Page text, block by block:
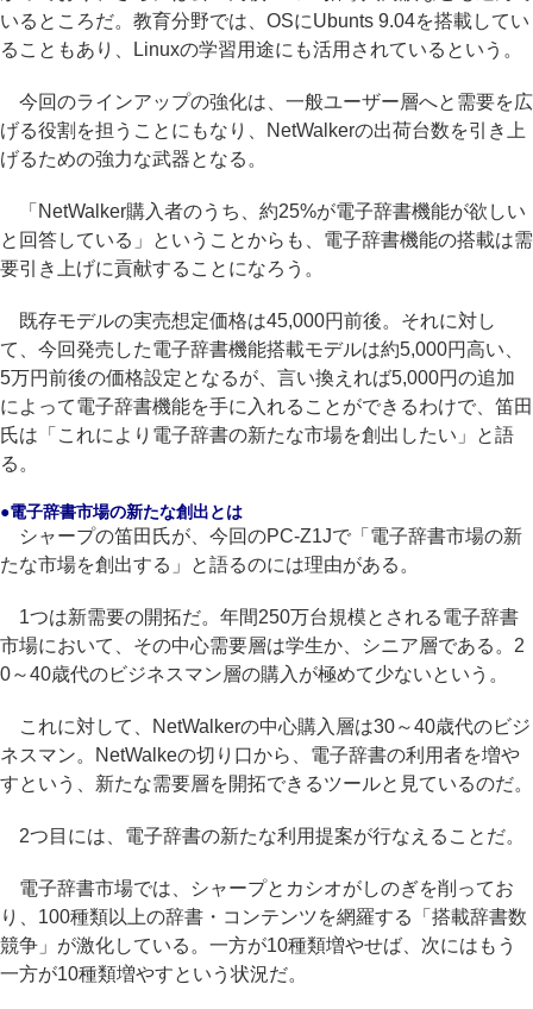
いるところだ。教育分野では、OSにUbunts 9.04を搭載してい
ることもあり、Linuxの学習用途にも活用されているという。
今回のラインアップの強化は、一般ユーザー層へと需要を広
げる役割を担うことにもなり、NetWalkerの出荷台数を引き上
げるための強力な武器となる。
「NetWalker購入者のうち、約25%が電子辞書機能が欲しい
と回答している」ということからも、電子辞書機能の搭載は需
要引き上げに貢献することになろう。
既存モデルの実売想定価格は45,000円前後。それに対し
て、今回発売した電子辞書機能搭載モデルは約5,000円高い、
5万円前後の価格設定となるが、言い換えれば5,000円の追加
によって電子辞書機能を手に入れることができるわけで、笛田
氏は「これにより電子辞書の新たな市場を創出したい」と語
る。
●電子辞書市場の新たな創出とは
シャープの笛田氏が、今回のPC-Z1Jで「電子辞書市場の新
たな市場を創出する」と語るのには理由がある。
1つは新需要の開拓だ。年間250万台規模とされる電子辞書
市場において、その中心需要層は学生か、シニア層である。2
0～40歳代のビジネスマン層の購入が極めて少ないという。
これに対して、NetWalkerの中心購入層は30～40歳代のビジ
ネスマン。NetWalkeの切り口から、電子辞書の利用者を増や
すという、新たな需要層を開拓できるツールと見ているのだ。
2つ目には、電子辞書の新たな利用提案が行なえることだ。
電子辞書市場では、シャープとカシオがしのぎを削ってお
り、100種類以上の辞書・コンテンツを網羅する「搭載辞書数
競争」が激化している。一方が10種類増やせば、次にはもう
一方が10種類増やすという状況だ。